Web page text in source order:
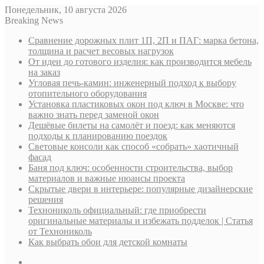
Понедельник, 10 августа 2026
Breaking News
Сравнение дорожных плит 1П, 2П и ПАГ: марка бетона,
толщина и расчет весовых нагрузок
От идеи до готового изделия: как производится мебель
на заказ
Угловая печь-камин: инженерный подход к выбору
отопительного оборудования
Установка пластиковых окон под ключ в Москве: что
важно знать перед заменой окон
Дешёвые билеты на самолёт и поезд: как меняются
подходы к планированию поездок
Световые консоли как способ «собрать» хаотичный
фасад
Баня под ключ: особенности строительства, выбор
материалов и важные нюансы проекта
Скрытые двери в интерьере: популярные дизайнерские
решения
Технониколь официальный: где приобрести
оригинальные материалы и избежать подделок | Статья
от Технониколь
Как выбрать обои для детской комнаты